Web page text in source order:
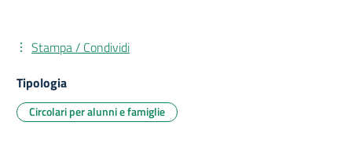
Stampa / Condividi
Tipologia
Circolari per alunni e famiglie